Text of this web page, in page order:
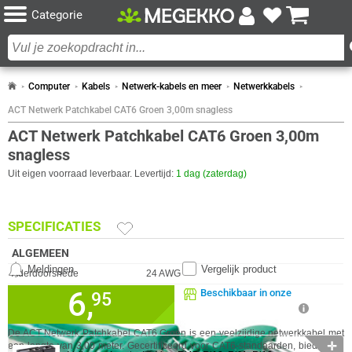
Categorie
Computer Kabels Netwerk-kabels en meer Netwerkkabels
ACT Netwerk Patchkabel CAT6 Groen 3,00m snagless
ACT Netwerk Patchkabel CAT6 Groen 3,00m
snagless
Uit eigen voorraad leverbaar. Levertijd: 1 dag (zaterdag)
De ACT Netwerk Patchkabel CAT6 Groen is een veelzijdige netwerkkabel met
een lengte van 3,00 meter. Gecertificeerd voor CAT6-standaarden, biedt deze
6,95
% STAFFELKORTING MOGELIJK
Beschikbaar in onze
✓ Nu bestellen morgen in huis!
✓ 30 dagen bedenktermijn!
Vergelijk product
Meldingen
GA NAAR
SPECIFICATIES
ALGEMEEN
Eigenschap Waarde
Aderdoorsnede
24 AWG
Adermateriaal
Afschermingstype
Bandbreedte
250 MHz
COMBINEER
✛